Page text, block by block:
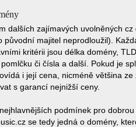
dalších zajímavých uvolněných cz
majitel neprodloužil).
kritérii jsou délka domény,
či čísla a další. Pokud je
i její cena, nicméně většina
s garancí nejnižší ceny.
podmínek pro
se tedy jedná o domény,